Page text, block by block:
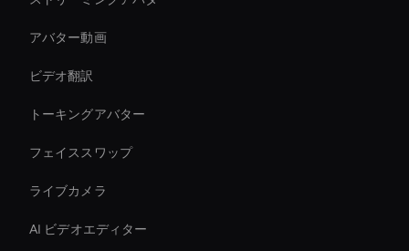
アバター動画
ビデオ翻訳
トーキングアバター
フェイススワップ
ライブカメラ
AI ビデオエディター